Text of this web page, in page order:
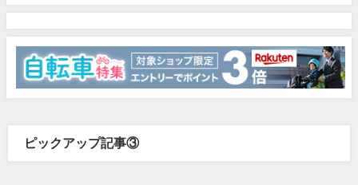
ピックアップ記事③